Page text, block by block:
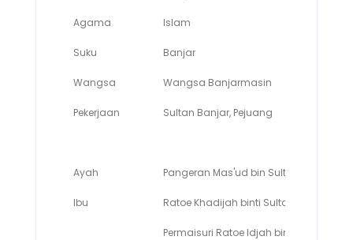
Agama Islam
Suku Banjar
Wangsa Wangsa Banjarmasin
Pekerjaan Sultan Banjar, Pejuang
Ayah Pangeran Mas'ud bin Sultan Amir bin
Ibu Ratoe Khadijah binti Sultan Sulaiman
Permaisuri Ratoe Idjah binti Sultan